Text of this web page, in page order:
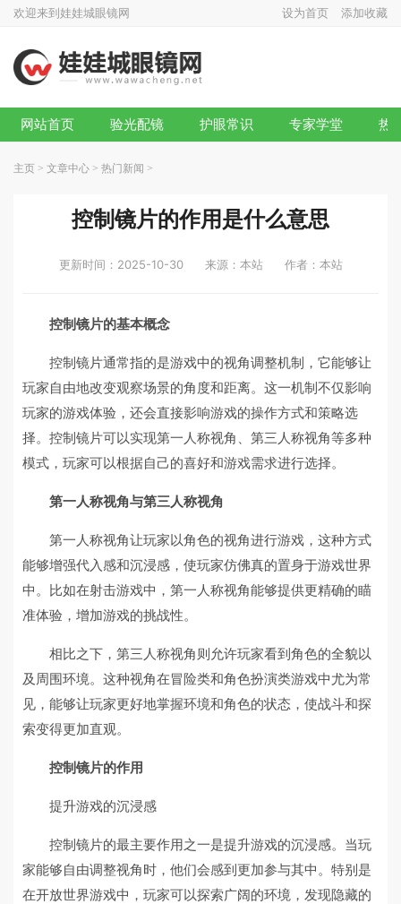
欢迎来到娃娃城眼镜网 设为首页 添加收藏
网站首页 验光配镜 护眼常识 专家学堂 热
主页 > 文章中心 > 热门新闻 >
控制镜片的作用是什么意思
更新时间：2025-10-30 来源：本站 作者：本站
控制镜片的基本概念
控制镜片通常指的是游戏中的视角调整机制，它能够让
玩家自由地改变观察场景的角度和距离。这一机制不仅影响
玩家的游戏体验，还会直接影响游戏的操作方式和策略选
择。控制镜片可以实现第一人称视角、第三人称视角等多种
模式，玩家可以根据自己的喜好和游戏需求进行选择。
第一人称视角与第三人称视角
第一人称视角让玩家以角色的视角进行游戏，这种方式
能够增强代入感和沉浸感，使玩家仿佛真的置身于游戏世界
中。比如在射击游戏中，第一人称视角能够提供更精确的瞄
准体验，增加游戏的挑战性。
相比之下，第三人称视角则允许玩家看到角色的全貌以
及周围环境。这种视角在冒险类和角色扮演类游戏中尤为常
见，能够让玩家更好地掌握环境和角色的状态，使战斗和探
索变得更加直观。
控制镜片的作用
提升游戏的沉浸感
控制镜片的最主要作用之一是提升游戏的沉浸感。当玩
家能够自由调整视角时，他们会感到更加参与其中。特别是
在开放世界游戏中，玩家可以探索广阔的环境，发现隐藏的